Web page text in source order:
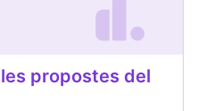
propostes del